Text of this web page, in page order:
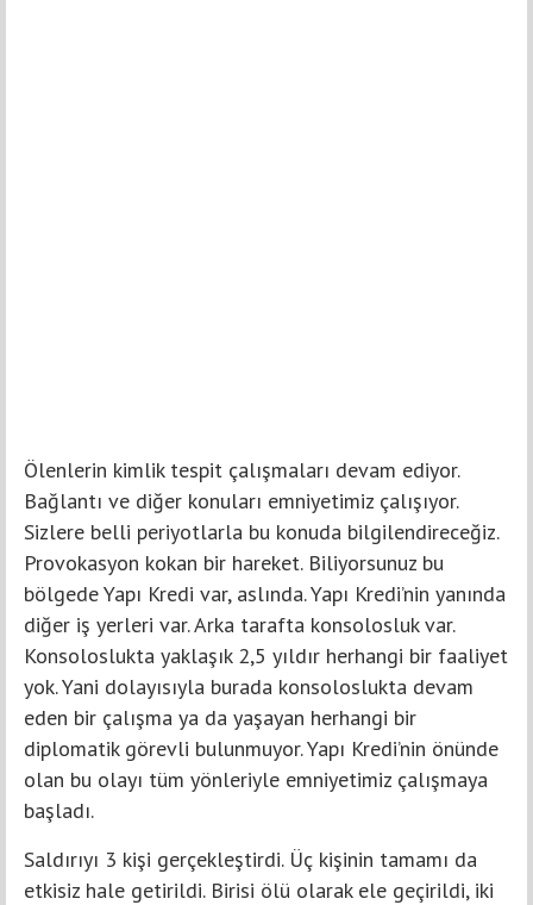
Ölenlerin kimlik tespit çalışmaları devam ediyor.
Bağlantı ve diğer konuları emniyetimiz çalışıyor.
Sizlere belli periyotlarla bu konuda bilgilendireceğiz.
Provokasyon kokan bir hareket. Biliyorsunuz bu
bölgede Yapı Kredi var, aslında. Yapı Kredi’nin yanında
diğer iş yerleri var. Arka tarafta konsolosluk var.
Konsoloslukta yaklaşık 2,5 yıldır herhangi bir faaliyet
yok. Yani dolayısıyla burada konsoloslukta devam
eden bir çalışma ya da yaşayan herhangi bir
diplomatik görevli bulunmuyor. Yapı Kredi’nin önünde
olan bu olayı tüm yönleriyle emniyetimiz çalışmaya
başladı.
Saldırıyı 3 kişi gerçekleştirdi. Üç kişinin tamamı da
etkisiz hale getirildi. Birisi ölü olarak ele geçirildi, iki